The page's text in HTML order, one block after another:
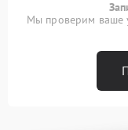
Мы проверим ваше